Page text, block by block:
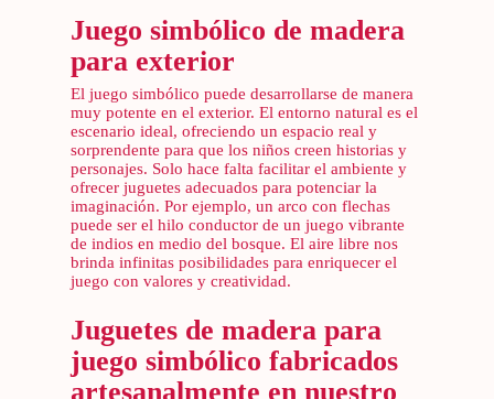
Juego simbólico de madera
para exterior
El juego simbólico puede desarrollarse de manera
muy potente en el exterior. El entorno natural es el
escenario ideal, ofreciendo un espacio real y
sorprendente para que los niños creen historias y
personajes. Solo hace falta facilitar el ambiente y
ofrecer juguetes adecuados para potenciar la
imaginación. Por ejemplo, un arco con flechas
puede ser el hilo conductor de un juego vibrante
de indios en medio del bosque. El aire libre nos
brinda infinitas posibilidades para enriquecer el
juego con valores y creatividad.
Juguetes de madera para
juego simbólico fabricados
artesanalmente en nuestro